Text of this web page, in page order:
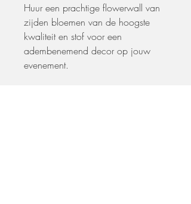
Huur een prachtige flowerwall van
zijden bloemen van de hoogste
kwaliteit en stof voor een
adembenemend decor op jouw
evenement.